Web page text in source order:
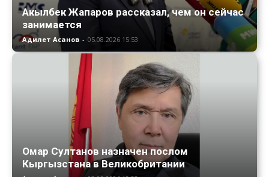
Акылбек Жапаров рассказал, чем он сейчас
занимается
Адилет Асанов - 05.08.2026 15:53
Омар Султанов назначен послом
Кыргызстана в Великобритании